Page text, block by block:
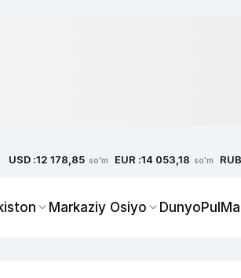
USD :12 178,85 so'm EUR :14 053,18 so'm
Markaziy Osiyo DunyoPul